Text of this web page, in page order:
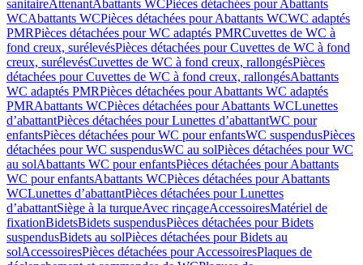
sanitaireAttenantAbattants WCPièces détachées pour Abattants
WCAbattants WCPièces détachées pour Abattants WCWC adaptés
PMRPièces détachées pour WC adaptés PMRCuvettes de WC à
fond creux, surélevésPièces détachées pour Cuvettes de WC à fond
creux, surélevésCuvettes de WC à fond creux, rallongésPièces
détachées pour Cuvettes de WC à fond creux, rallongésAbattants
WC adaptés PMRPièces détachées pour Abattants WC adaptés
PMRAbattants WCPièces détachées pour Abattants WCLunettes
d’abattantPièces détachées pour Lunettes d’abattantWC pour
enfantsPièces détachées pour WC pour enfantsWC suspendusPièces
détachées pour WC suspendusWC au solPièces détachées pour WC
au solAbattants WC pour enfantsPièces détachées pour Abattants
WC pour enfantsAbattants WCPièces détachées pour Abattants
WCLunettes d’abattantPièces détachées pour Lunettes
d’abattantSiège à la turqueAvec rinçageAccessoiresMatériel de
fixationBidetsBidets suspendusPièces détachées pour Bidets
suspendusBidets au solPièces détachées pour Bidets au
solAccessoiresPièces détachées pour AccessoiresPlaques de